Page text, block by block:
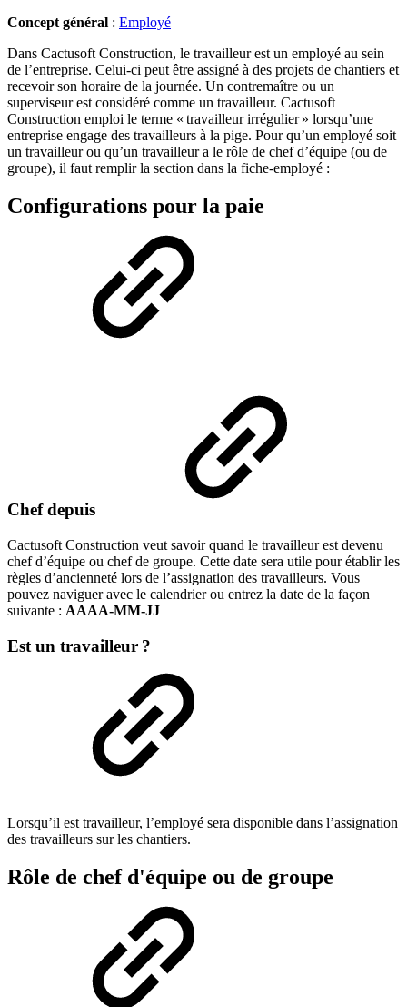
Concept général : Employé
Dans Cactusoft Construction, le travailleur est un employé au sein
de l’entreprise. Celui-ci peut être assigné à des projets de chantiers et
recevoir son horaire de la journée. Un contremaître ou un
superviseur est considéré comme un travailleur. Cactusoft
Construction emploi le terme « travailleur irrégulier » lorsqu’une
entreprise engage des travailleurs à la pige. Pour qu’un employé soit
un travailleur ou qu’un travailleur a le rôle de chef d’équipe (ou de
groupe), il faut remplir la section dans la fiche-employé :
Configurations pour la paie
Chef depuis
Cactusoft Construction veut savoir quand le travailleur est devenu
chef d’équipe ou chef de groupe. Cette date sera utile pour établir les
règles d’ancienneté lors de l’assignation des travailleurs. Vous
pouvez naviguer avec le calendrier ou entrez la date de la façon
suivante : AAAA-MM-JJ
Est un travailleur ?
Lorsqu’il est travailleur, l’employé sera disponible dans l’assignation
des travailleurs sur les chantiers.
Rôle de chef d'équipe ou de groupe